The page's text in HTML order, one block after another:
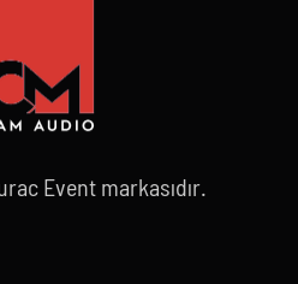
Event markasıdır.